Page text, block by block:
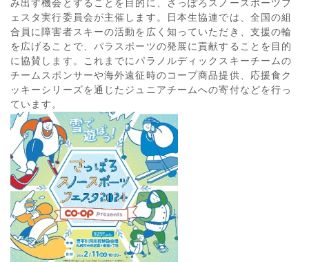
み出す機会とすることを目的に、さっぽろスノースポーツフ
ェスタ実行委員会が主催します。日本生協連では、全国の組
合員に障害者スキーの活動を広く知っていただき、支援の輪
を広げることで、パラスポーツの発展に貢献することを目的
に協賛します。これまでにパラノルディックスキーチームの
チームスポンサーや海外遠征時のコープ商品提供、応援食ク
ッキーシリーズを通じたジュニアチームへの寄付などを行っ
ています。